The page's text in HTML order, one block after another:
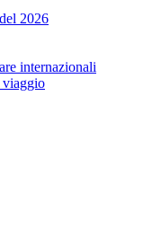
2026
internazionali